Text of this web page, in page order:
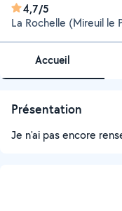
4,7/5
La Rochelle (Mireuil le
Accueil
Présentation
Je n'ai pas encore